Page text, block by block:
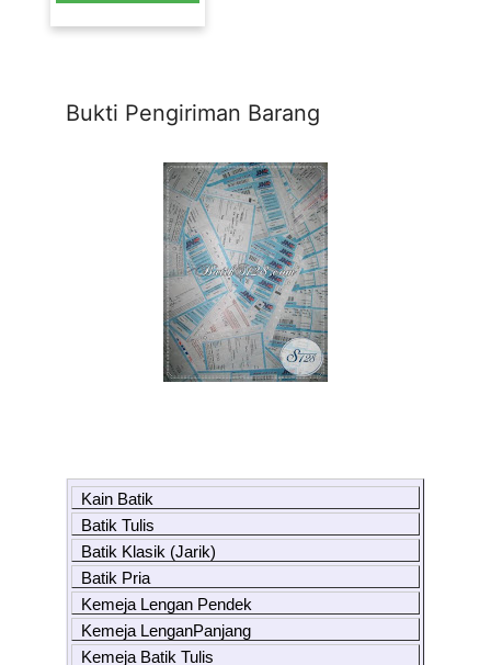
Bukti Pengiriman Barang
Kain Batik
Batik Tulis
Batik Klasik (Jarik)
Batik Pria
Kemeja Lengan Pendek
Kemeja LenganPanjang
Kemeja Batik Tulis